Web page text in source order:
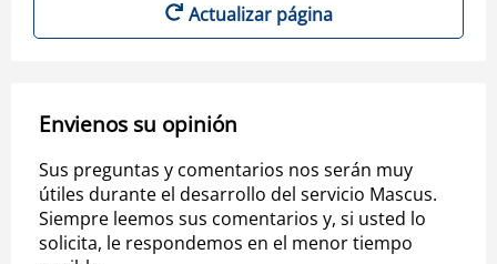
Actualizar página
Envienos su opinión
Sus preguntas y comentarios nos serán muy
útiles durante el desarrollo del servicio Mascus.
Siempre leemos sus comentarios y, si usted lo
solicita, le respondemos en el menor tiempo